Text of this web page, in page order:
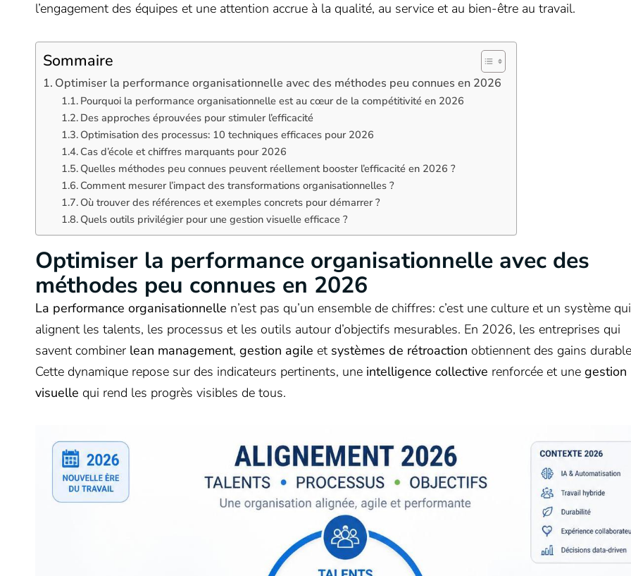
l’engagement des équipes et une attention accrue à la qualité, au service et au bien-être au travail.
Sommaire
Optimiser la performance organisationnelle avec des méthodes peu connues en 2026
Pourquoi la performance organisationnelle est au cœur de la compétitivité en 2026
Des approches éprouvées pour stimuler l’efficacité
Optimisation des processus: 10 techniques efficaces pour 2026
Cas d’école et chiffres marquants pour 2026
Quelles méthodes peu connues peuvent réellement booster l’efficacité en 2026 ?
Comment mesurer l’impact des transformations organisationnelles ?
Où trouver des références et exemples concrets pour démarrer ?
Quels outils privilégier pour une gestion visuelle efficace ?
Optimiser la performance organisationnelle avec des
méthodes peu connues en 2026
La performance organisationnelle n’est pas qu’un ensemble de chiffres: c’est une culture et un système qui
alignent les talents, les processus et les outils autour d’objectifs mesurables. En 2026, les entreprises qui
savent combiner lean management, gestion agile et systèmes de rétroaction obtiennent des gains
Cette dynamique repose sur des indicateurs pertinents, une intelligence collective renforcée et une gestion
visuelle qui rend les progrès visibles de tous.